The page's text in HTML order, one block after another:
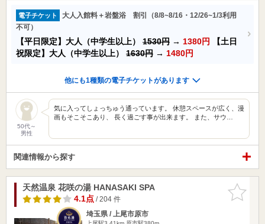
電子チケット
大人入館料＋岩盤浴 割引（8/8~8/16・12/26~1/3利用
不可）
【平日限定】大人（中学生以上） 1530円 → 1380円
【土日
祝限定】大人（中学生以上） 1630円 → 1480円
他にも1種類の電子チケットがあります
50代～
男性
気に入ってしょっちゅう通っています。 休憩スペースが広く、漫
画もそこそこあり、 長く過ごす事が出来ます。 また、サウ…
関連情報から探す
お気に入
りに追加
天然温泉 花咲の湯 HANASAKI SPA
4.1点/ 204 件
埼玉県 / 上尾市原市